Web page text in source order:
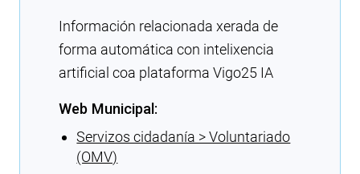
Información relacionada xerada de
forma automática con intelixencia
artificial coa plataforma Vigo25 IA
Web Municipal:
Servizos cidadanía > Voluntariado
(OMV)